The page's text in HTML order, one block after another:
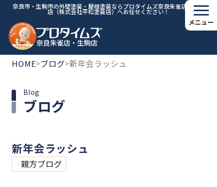
奈良市・生駒市の外壁塗装・屋根塗装ならプロタイムズ奈良朱雀店・生駒
店（株式会社平松塗装店）へお任せください！
奈良朱雀店・生駒店
メニュー
HOME>ブログ>新年会ラッシュ
ブログ
Blog
新年会ラッシュ
親方ブログ